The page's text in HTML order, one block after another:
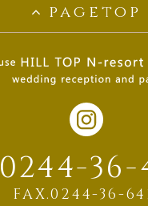
pagetop
0244-36-
FAX.0244-36-